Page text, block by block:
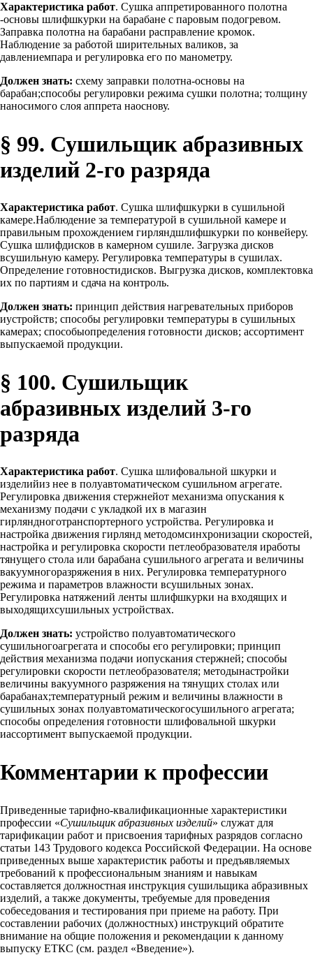
Характеристика работ. Сушка аппретированного полотна
-основы шлифшкурки на барабане с паровым подогревом.
Заправка полотна на барабани расправление кромок.
Наблюдение за работой ширительных валиков, за
давлениемпара и регулировка его по манометру.
Должен знать: схему заправки полотна-основы на
барабан;способы регулировки режима сушки полотна; толщину
наносимого слоя аппрета наоснову.
§ 99. Сушильщик абразивных
изделий 2-го разряда
Характеристика работ. Сушка шлифшкурки в сушильной
камере.Наблюдение за температурой в сушильной камере и
правильным прохождением гирляндшлифшкурки по конвейеру.
Сушка шлифдисков в камерном сушиле. Загрузка дисков
всушильную камеру. Регулировка температуры в сушилах.
Определение готовностидисков. Выгрузка дисков, комплектовка
их по партиям и сдача на контроль.
Должен знать: принцип действия нагревательных приборов
иустройств; способы регулировки температуры в сушильных
камерах; способыопределения готовности дисков; ассортимент
выпускаемой продукции.
§ 100. Сушильщик
абразивных изделий 3-го
разряда
Характеристика работ. Сушка шлифовальной шкурки и
изделийиз нее в полуавтоматическом сушильном агрегате.
Регулировка движения стержнейот механизма опускания к
механизму подачи с укладкой их в магазин
гирляндноготранспортерного устройства. Регулировка и
настройка движения гирлянд методомсинхронизации скоростей,
настройка и регулировка скорости петлеобразователя иработы
тянущего стола или барабана сушильного агрегата и величины
вакуумногоразряжения в них. Регулировка температурного
режима и параметров влажности всушильных зонах.
Регулировка натяжений ленты шлифшкурки на входящих и
выходящихсушильных устройствах.
Должен знать: устройство полуавтоматического
сушильногоагрегата и способы его регулировки; принцип
действия механизма подачи иопускания стержней; способы
регулировки скорости петлеобразователя; методынастройки
величины вакуумного разряжения на тянущих столах или
барабанах;температурный режим и величины влажности в
сушильных зонах полуавтоматическогосушильного агрегата;
способы определения готовности шлифовальной шкурки
иассортимент выпускаемой продукции.
Комментарии к профессии
Приведенные тарифно-квалификационные характеристики
профессии «Сушильщик абразивных изделий» служат для
тарификации работ и присвоения тарифных разрядов согласно
статьи 143 Трудового кодекса Российской Федерации. На основе
приведенных выше характеристик работы и предъявляемых
требований к профессиональным знаниям и навыкам
составляется должностная инструкция сушильщика абразивных
изделий, а также документы, требуемые для проведения
собеседования и тестирования при приеме на работу. При
составлении рабочих (должностных) инструкций обратите
внимание на общие положения и рекомендации к данному
выпуску ЕТКС (см. раздел «Введение»).